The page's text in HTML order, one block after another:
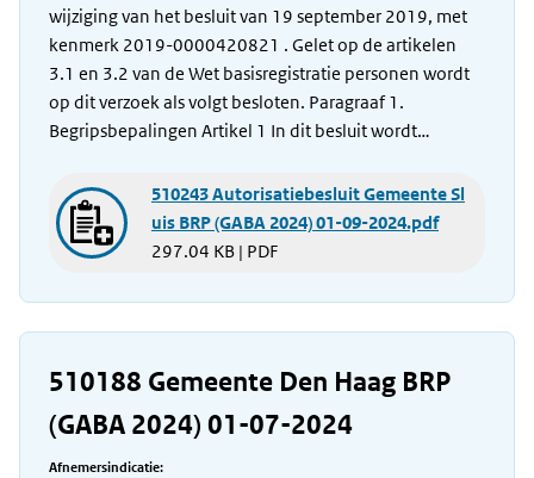
wijziging van het besluit van 19 september 2019, met
kenmerk 2019-0000420821 . Gelet op de artikelen
3.1 en 3.2 van de Wet basisregistratie personen wordt
op dit verzoek als volgt besloten. Paragraaf 1.
Begripsbepalingen Artikel 1 In dit besluit wordt…
510243 Autorisatiebesluit Gemeente Sl
uis BRP (GABA 2024) 01-09-2024.pdf
297.04 KB | PDF
510188 Gemeente Den Haag BRP
(GABA 2024) 01-07-2024
Afnemersindicatie: